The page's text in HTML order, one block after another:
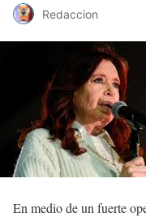
Redaccion
En medio de un fuerte